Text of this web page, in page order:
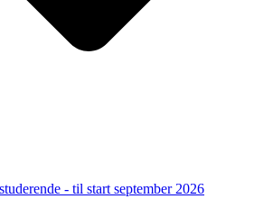
- til start september 2026